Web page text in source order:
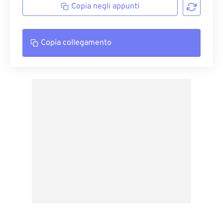
Copia negli appunti
Copia collegamento